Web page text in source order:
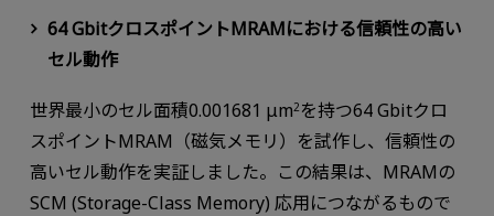
64 GbitクロスポイントMRAMにおける信頼性の高い
セル動作
世界最小のセル面積0.001681 μm2を持つ64 Gbitクロ
スポイントMRAM（磁気メモリ）を試作し、信頼性の
高いセル動作を実証しました。この結果は、MRAMの
SCM (Storage-Class Memory) 応用につながるもので